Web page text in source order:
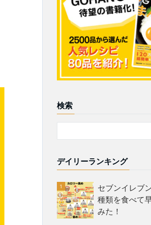
検索
デイリーランキング
セブンイレブ
種類を食べて
みた！